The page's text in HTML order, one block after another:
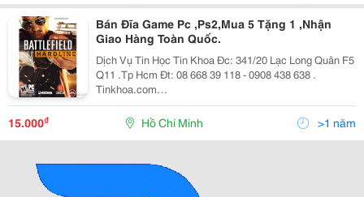
Bán Đĩa Game Pc ,Ps2,Mua 5 Tặng 1 ,Nhận
Giao Hàng Toàn Quốc.
Dịch Vụ Tin Học Tin Khoa Đc: 341/20 Lạc Long Quân F5
Q11 .Tp Hcm Đt: 08 668 39 118 - 0908 438 638 .
Tinkhoa.com
Https://Www.facebook.com/Tinkhoa.tinhoc -Chuyên
Bán Đĩa Game Máy Tính ,Game Ps2, Soft,Phần Mềm
Bản Quyền Giá Đĩa: 15.000
15.000₫ Hồ Chí Minh >1 năm